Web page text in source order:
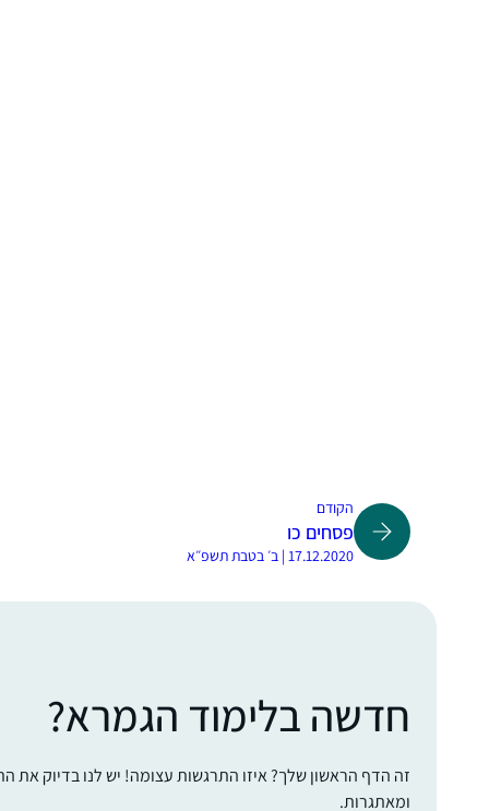
הקודם
פסחים כו
17.12.2020 | ב׳ בטבת תשפ״א
חדשה בלימוד הגמרא?
זה הדף הראשון שלך? איזו התרגשות עצומה! יש לנו בדיוק את
ומאתגרות.